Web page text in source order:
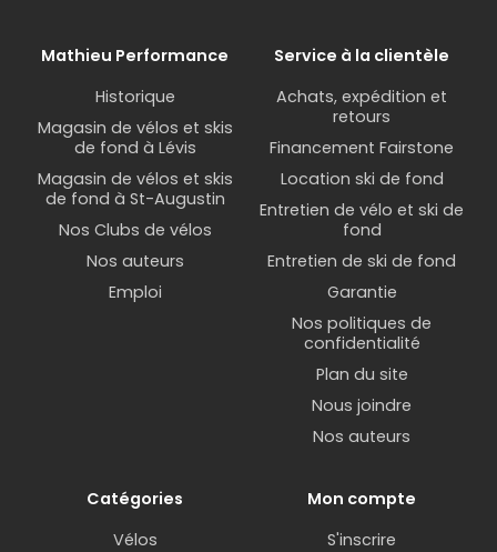
Mathieu Performance
Historique
Magasin de vélos et skis
de fond à Lévis
Magasin de vélos et skis
de fond à St-Augustin
Nos Clubs de vélos
Nos auteurs
Emploi
Service à la clientèle
Achats, expédition et
retours
Financement Fairstone
Location ski de fond
Entretien de vélo et ski de
fond
Entretien de ski de fond
Garantie
Nos politiques de
confidentialité
Plan du site
Nous joindre
Nos auteurs
Catégories
Vélos
Mon compte
S'inscrire